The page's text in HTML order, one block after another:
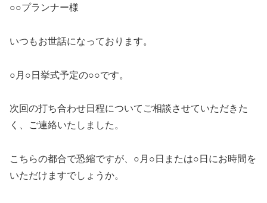
○○プランナー様
いつもお世話になっております。
○月○日挙式予定の○○です。
次回の打ち合わせ日程についてご相談させていただきた
く、ご連絡いたしました。
こちらの都合で恐縮ですが、○月○日または○日にお時間を
いただけますでしょうか。